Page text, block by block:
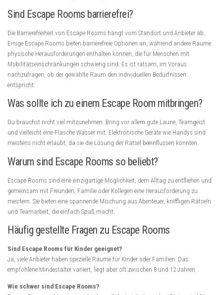
Sind Escape Rooms barrierefrei?
Die Barrierefreiheit von Escape Rooms hängt vom Standort und Anbieter ab.
Einige Escape Rooms bieten barrierefreie Optionen an, während andere Räume
physische Herausforderungen enthalten können, die für Menschen mit
Mobilitätseinschränkungen schwierig sind. Es ist ratsam, im Voraus
nachzufragen, ob der gewählte Raum den individuellen Bedürfnissen
entspricht.
Was sollte ich zu einem Escape Room mitbringen?
Du brauchst nicht viel mitzunehmen. Bring vor allem gute Laune, Teamgeist
und vielleicht eine Flasche Wasser mit. Elektronische Geräte wie Handys sind
meistens nicht erlaubt, da sie die Lösung der Rätsel beeinflussen könnten.
Warum sind Escape Rooms so beliebt?
Escape Rooms sind eine einzigartige Möglichkeit, dem Alltag zu entfliehen und
gemeinsam mit Freunden, Familie oder Kollegen eine Herausforderung zu
meistern. Sie bieten eine spannende Mischung aus Abenteuer, kniffligen Rätseln
und Teamarbeit, die einfach Spaß macht.
Häufig gestellte Fragen zu Escape Rooms
Sind Escape Rooms für Kinder geeignet?
Ja, viele Anbieter haben spezielle Räume für Kinder oder Familien. Das
empfohlene Mindestalter variiert, liegt aber oft zwischen 8 und 12 Jahren.
Wie schwer sind Escape Rooms?